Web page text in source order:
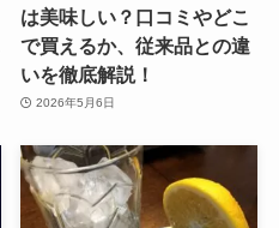
は美味しい？口コミやどこ
で買えるか、従来品との違
いを徹底解説！
2026年5月6日